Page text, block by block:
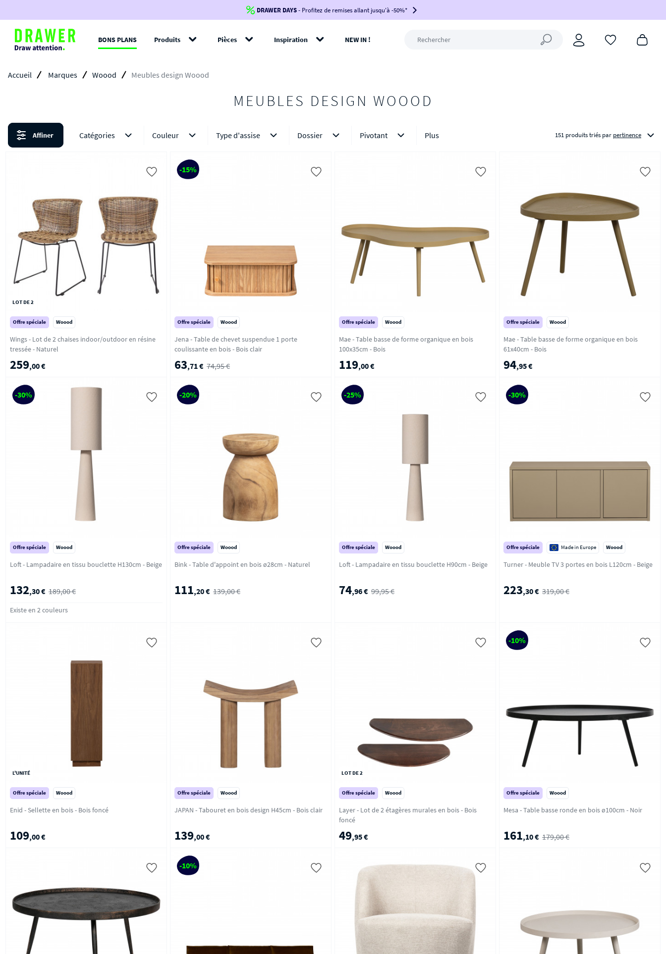
Jusqu'à-100€*sur votre commande !
BIKINI100
-voir conditions en bas de page-
DRAWER DAYS- Profitez de remises allant jusqu'à -50%*
BONS PLANS Produits Pièces Inspiration NEW IN !
Accueil Marques Woood Meubles design Woood
MEUBLES DESIGN WOOOD
Affiner Catégories Couleur Type d'assise Dossier Pivotant Plus 151 produits triés par pertinence
LOT DE 2
Offre spéciale Woood
Wings - Lot de 2 chaises indoor/outdoor en résine
tressée - Naturel
259,00 €
-15%
Offre spéciale Woood
Jena - Table de chevet suspendue 1 porte
coulissante en bois - Bois clair
63,71 € 74,95 €
Offre spéciale Woood
Mae - Table basse de forme organique en bois
100x35cm - Bois
119,00 €
Offre spéciale Woood
Mae - Table basse de forme organique en bois
61x40cm - Bois
94,95 €
-30%
Offre spéciale Woood
Loft - Lampadaire en tissu bouclette H130cm - Beige
132,30 € 189,00 €
Existe en 2 couleurs
-20%
Offre spéciale Woood
Bink - Table d'appoint en bois ø28cm - Naturel
111,20 € 139,00 €
-25%
Offre spéciale Woood
Loft - Lampadaire en tissu bouclette H90cm - Beige
74,96 € 99,95 €
-30%
Offre spéciale Made in Europe Woood
Turner - Meuble TV 3 portes en bois L120cm - Beige
223,30 € 319,00 €
L'UNITÉ
Offre spéciale Woood
Enid - Sellette en bois - Bois foncé
109,00 €
Offre spéciale Woood
JAPAN - Tabouret en bois design H45cm - Bois clair
139,00 €
LOT DE 2
Offre spéciale Woood
Layer - Lot de 2 étagères murales en bois - Bois
foncé
49,95 €
-10%
Offre spéciale Woood
Mesa - Table basse ronde en bois ø100cm - Noir
161,10 € 179,00 €
-10%